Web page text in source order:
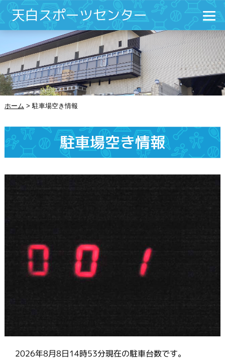
天白スポーツセンター
ホーム > 駐車場空き情報
駐車場空き情報
2026年8月8日14時53分現在の駐車台数です。